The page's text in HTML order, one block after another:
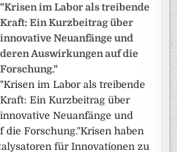
"Krisen im Labor als treibende
Kraft: Ein Kurzbeitrag über
innovative Neuanfänge und
deren Auswirkungen auf die
Forschung."
"Krisen im Labor als treibende
Kraft: Ein Kurzbeitrag über
innovative Neuanfänge und
Forschung."Krisen haben
für Innovationen zu